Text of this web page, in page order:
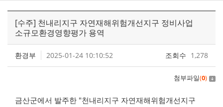
[수주] 천내리지구 자연재해위험개선지구 정비사업
소규모환경영향평가 용역
환경부 2025-01-24 10:10:52 조회수 1,278
첨부파일(0)
금산군에서 발주한 "천내리지구 자연재해위험개선지구